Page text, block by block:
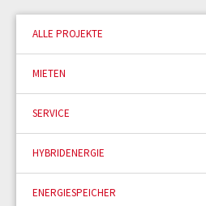
ALLE PROJEKTE
MIETEN
SERVICE
HYBRIDENERGIE
ENERGIESPEICHER